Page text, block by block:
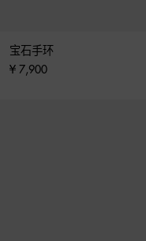
宝石手环
¥ 7,900